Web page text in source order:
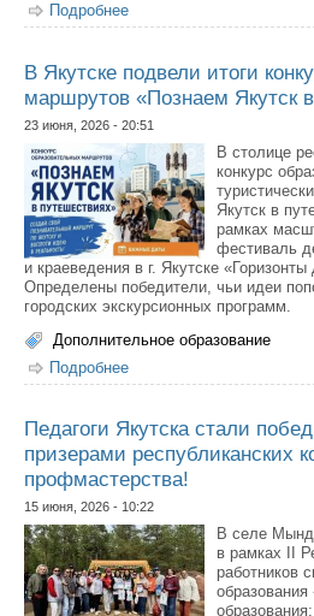
Подробнее
«Лето в кадре»
В Якутске подвели итоги
маршрутов «Познаем Якутск
23 июня, 2026 - 20:51
В столице
конкурс
Якутск в
рамках
фестиваль
и краеведения в г. Якутске
Определены победители, чьи идеи
городских экскурсионных программ.
Дополнительное образование
Подробнее
маршрутов «Познаем
Педагоги Якутска стали
призерами республиканских
профмастерства!
15 июня, 2026 - 10:22
В селе
в рамках II
работников
образования